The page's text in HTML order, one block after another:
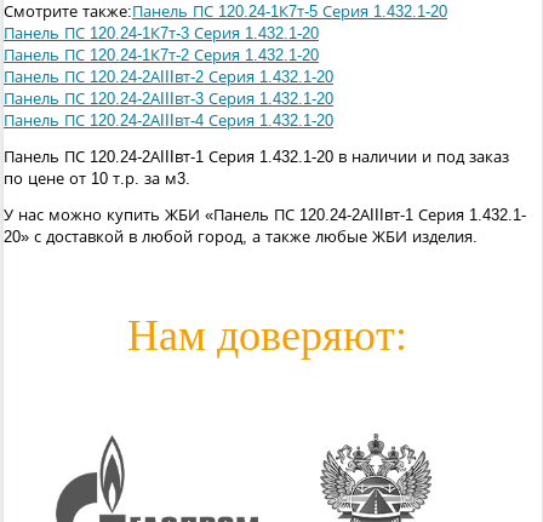
Смотрите также:Панель ПС 120.24-1К7т-5 Серия 1.432.1-20
Панель ПС 120.24-1К7т-3 Серия 1.432.1-20
Панель ПС 120.24-1К7т-2 Серия 1.432.1-20
Панель ПС 120.24-2АIIIвт-2 Серия 1.432.1-20
Панель ПС 120.24-2АIIIвт-3 Серия 1.432.1-20
Панель ПС 120.24-2АIIIвт-4 Серия 1.432.1-20
Панель ПС 120.24-2АIIIвт-1 Серия 1.432.1-20 в наличии и под заказ
по цене от 10 т.р. за м3.
У нас можно купить ЖБИ «Панель ПС 120.24-2АIIIвт-1 Серия 1.432.1-
20» с доставкой в любой город, а также любые ЖБИ изделия.
Нам доверяют: